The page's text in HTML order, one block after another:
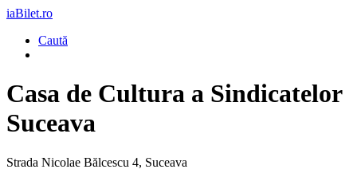
iaBilet.ro
Caută
Casa de Cultura a Sindicatelor
Suceava
Strada Nicolae Bălcescu 4, Suceava